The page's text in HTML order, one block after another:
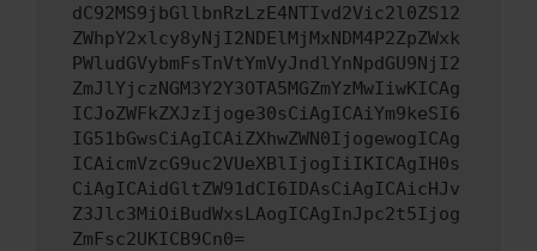
dC92MS9jbGllbnRzLzE4NTIvd2Vic2l0ZS12
ZWhpY2xlcy8yNjI2NDElMjMxNDM4P2ZpZWxk
PWludGVybmFsTnVtYmVyJndlYnNpdGU9NjI2
ZmJlYjczNGM3Y2Y3OTA5MGZmYzMwIiwKICAg
ICJoZWFkZXJzIjoge30sCiAgICAiYm9keSI6
IG51bGwsCiAgICAiZXhwZWN0IjogewogICAg
ICAicmVzcG9uc2VUeXBlIjogIiIKICAgIH0s
CiAgICAidGltZW91dCI6IDAsCiAgICAicHJv
Z3Jlc3MiOiBudWxsLAogICAgInJpc2t5Ijog
ZmFsc2UKICB9Cn0=